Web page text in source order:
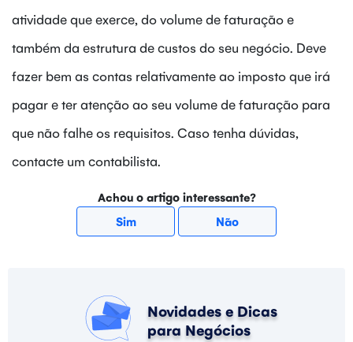
atividade que exerce, do volume de faturação e
também da estrutura de custos do seu negócio. Deve
fazer bem as contas relativamente ao imposto que irá
pagar e ter atenção ao seu volume de faturação para
que não falhe os requisitos. Caso tenha dúvidas,
contacte um contabilista.
Achou o artigo interessante?
Sim
Não
Novidades e Dicas
para Negócios